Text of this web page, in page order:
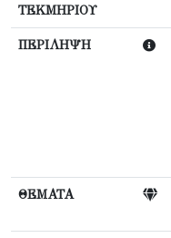
ΤΕΚΜΗΡΙΟΥ
ΠΕΡΙΛΗΨΗ
ΘΕΜΑΤΑ